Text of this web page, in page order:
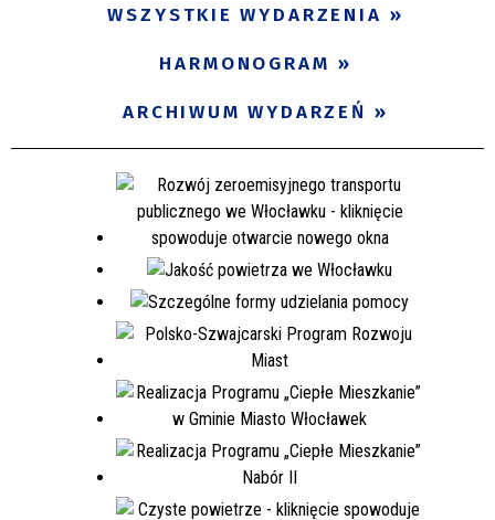
WSZYSTKIE WYDARZENIA
HARMONOGRAM
ARCHIWUM WYDARZEŃ